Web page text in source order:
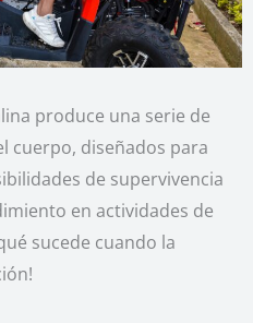
produce una serie de
cuerpo, diseñados para
de supervivencia
en actividades de
sucede cuando la